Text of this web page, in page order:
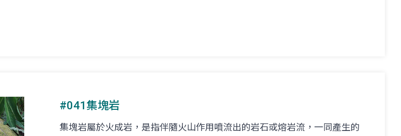
#041集塊岩
集塊岩屬於火成岩，是指伴隨火山作用噴流出的岩石或熔岩流，一同產生的